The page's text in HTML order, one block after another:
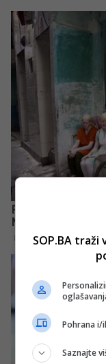
SOP.BA
Pohrana i/
Saznajte